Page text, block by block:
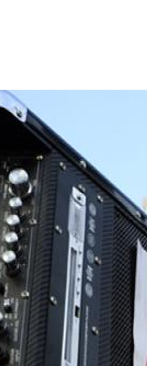
器，
元，
人的